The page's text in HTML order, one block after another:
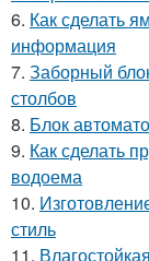
6. Как сделать
информация
7. Заборный
столбов
8. Блок
9. Как сделать
водоема
10.
стиль
11.